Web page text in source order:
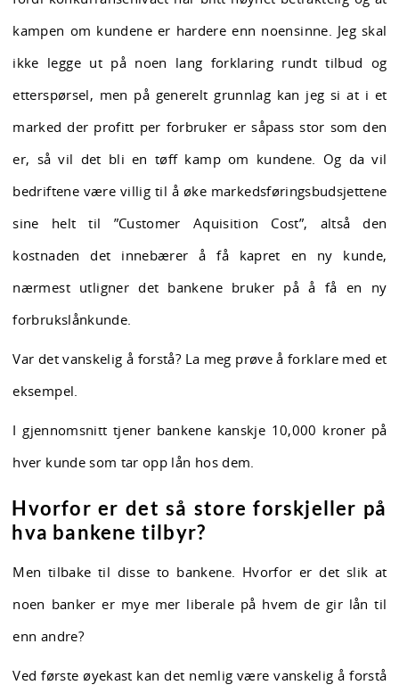
kampen om kundene er hardere enn noensinne. Jeg skal
ikke legge ut på noen lang forklaring rundt tilbud og
etterspørsel, men på generelt grunnlag kan jeg si at i et
marked der profitt per forbruker er såpass stor som den
er, så vil det bli en tøff kamp om kundene. Og da vil
bedriftene være villig til å øke markedsføringsbudsjettene
sine helt til ”Customer Aquisition Cost”, altså den
kostnaden det innebærer å få kapret en ny kunde,
nærmest utligner det bankene bruker på å få en ny
forbrukslånkunde.
Var det vanskelig å forstå? La meg prøve å forklare med et
eksempel.
I gjennomsnitt tjener bankene kanskje 10,000 kroner på
hver kunde som tar opp lån hos dem.
Hvorfor er det så store forskjeller på
hva bankene tilbyr?
Men tilbake til disse to bankene. Hvorfor er det slik at
noen banker er mye mer liberale på hvem de gir lån til
enn andre?
Ved første øyekast kan det nemlig være vanskelig å forstå